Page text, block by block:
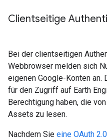
Clientseitige
Bei der clientseitigen
Webbrowser melden sich
eigenen Google-Konten
für den Zugriff auf Earth
Berechtigung haben, die
Assets zu lesen.
Nachdem Sie eine OAuth